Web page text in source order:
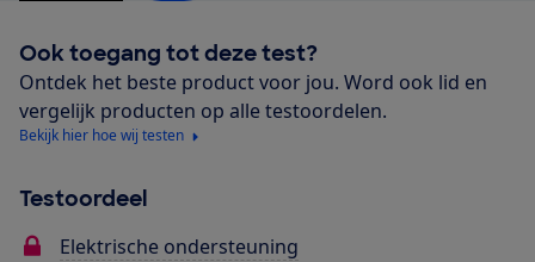
Ook toegang tot deze test?
Ontdek het beste product voor jou. Word ook lid en
vergelijk producten op alle testoordelen.
Bekijk hier hoe wij testen
Testoordeel
Elektrische ondersteuning